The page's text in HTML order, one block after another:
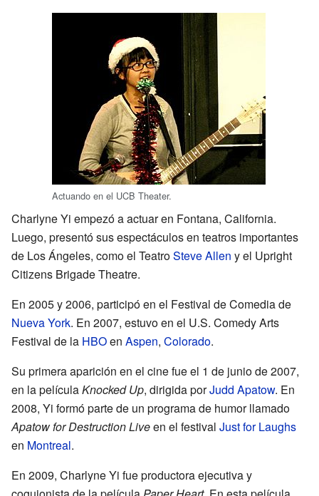
Actuando en el UCB Theater.
Charlyne Yi empezó a actuar en Fontana, California.
Luego, presentó sus espectáculos en teatros importantes
de Los Ángeles, como el TeatroSteve Allen y el Upright
Citizens Brigade Theatre.
En 2005 y 2006, participó en el Festival de Comedia de
Nueva York. En 2007, estuvo en el U.S. Comedy Arts
Festival de la HBOen Aspen, Colorado.
Su primera aparición en el cine fue el 1 de junio de 2007,
en la películaKnocked Up, dirigida porJudd Apatow. En
2008, Yi formó parte de un programa de humor llamado
Apatow for Destruction Liveen el festival Just for Laughs
en Montreal.
En 2009, Charlyne Yi fue productora ejecutiva y